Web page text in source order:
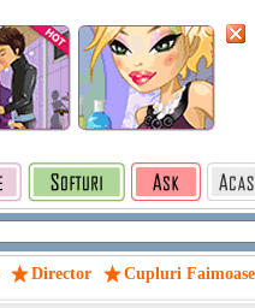
Director Cupluri Faimoase